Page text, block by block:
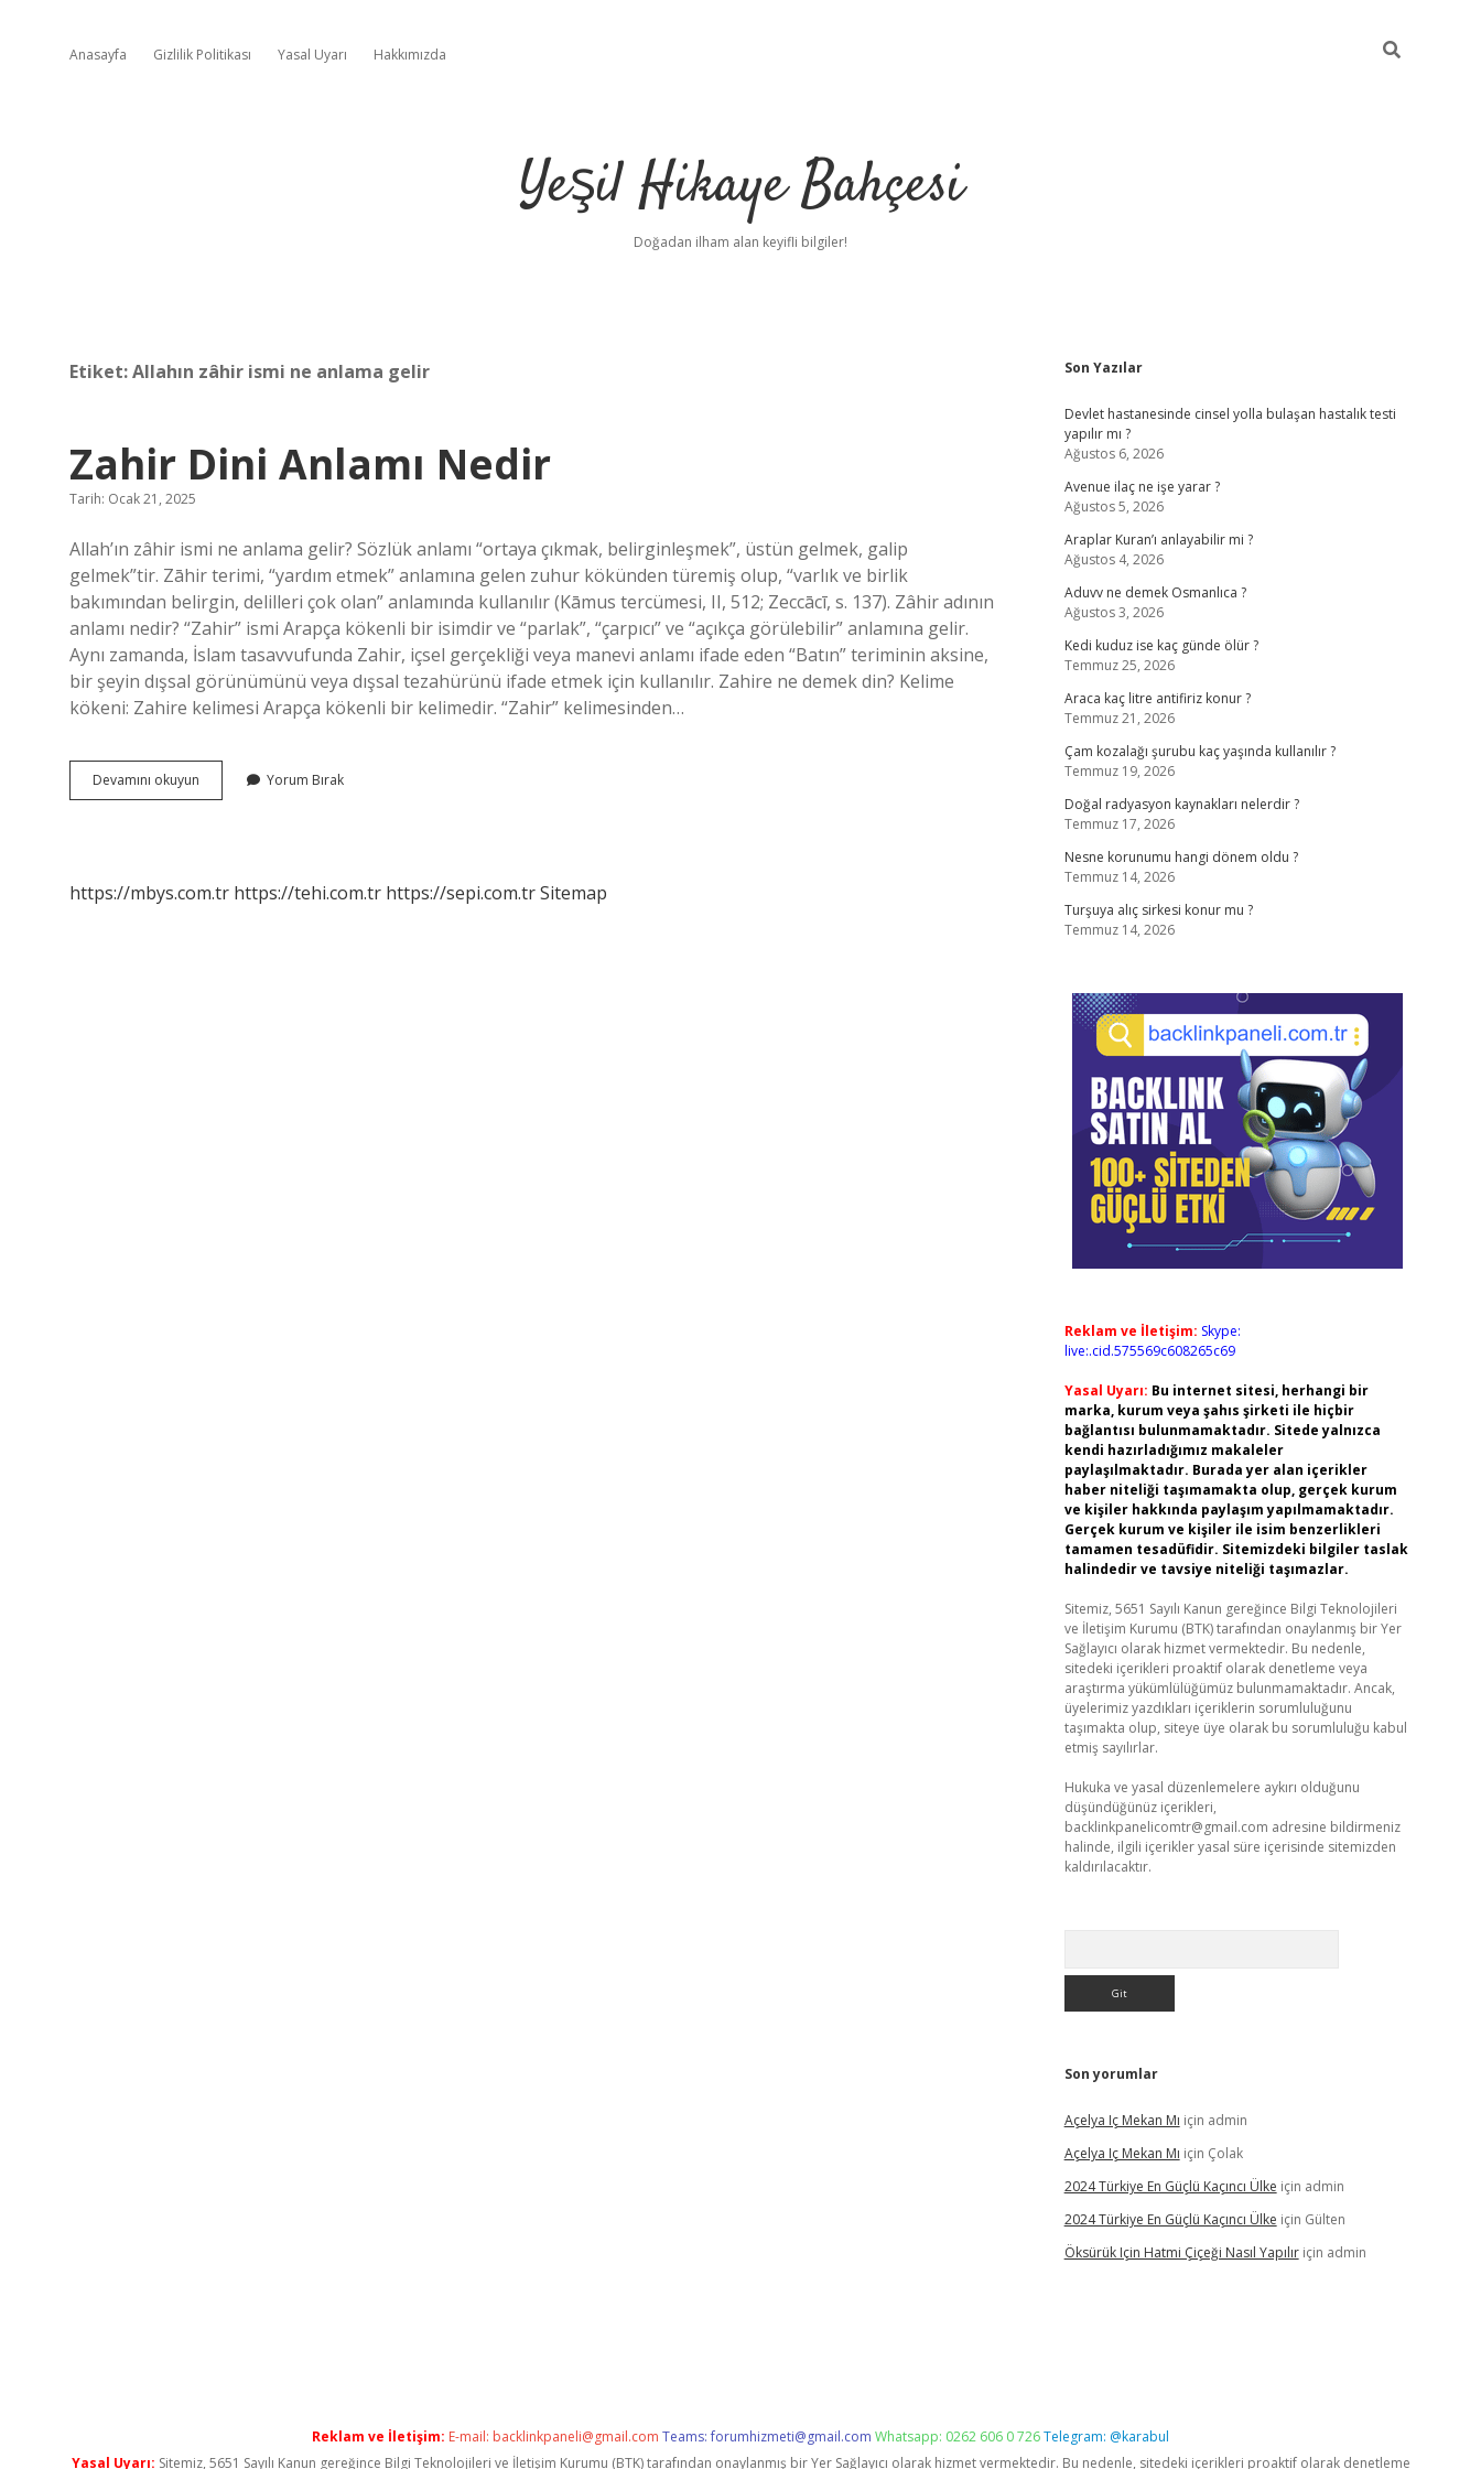
Anasayfa Gizlilik Politikası Yasal Uyarı Hakkımızda
Yeşil Hikaye Bahçesi
Doğadan ilham alan keyifli bilgiler!
Etiket:Allahın zâhir ismi ne anlama gelir
Zahir Dini Anlamı Nedir
Tarih: Ocak 21, 2025
Allah’ın zâhir ismi ne anlama gelir? Sözlük anlamı “ortaya çıkmak, belirginleşmek”, üstün gelmek, galip
gelmek”tir. Zāhir terimi, “yardım etmek” anlamına gelen zuhur kökünden türemiş olup, “varlık ve birlik
bakımından belirgin, delilleri çok olan” anlamında kullanılır (Kāmus tercümesi, II, 512; Zeccācī, s. 137). Zâhir adının
anlamı nedir? “Zahir” ismi Arapça kökenli bir isimdir ve “parlak”, “çarpıcı” ve “açıkça görülebilir” anlamına gelir.
Aynı zamanda, İslam tasavvufunda Zahir, içsel gerçekliği veya manevi anlamı ifade eden “Batın” teriminin aksine,
bir şeyin dışsal görünümünü veya dışsal tezahürünü ifade etmek için kullanılır. Zahire ne demek din? Kelime
kökeni: Zahire kelimesi Arapça kökenli bir kelimedir. “Zahir” kelimesinden…
Devamını okuyun
Dini
Yorum Bırak
https://mbys.com.tr https://tehi.com.tr https://sepi.com.trSitemap
Sidebar
Son Yazılar
Devlet hastanesinde cinsel yolla bulaşan hastalık testi
yapılır mı ?
Ağustos 6, 2026
Avenue ilaç ne işe yarar ?
Ağustos 5, 2026
Araplar Kuran’ı anlayabilir mi ?
Ağustos 4, 2026
Aduvv ne demek Osmanlıca ?
Ağustos 3, 2026
Kedi kuduz ise kaç günde ölür ?
Temmuz 25, 2026
Araca kaç litre antifiriz konur ?
Temmuz 21, 2026
Çam kozalağı şurubu kaç yaşında kullanılır ?
Temmuz 19, 2026
Doğal radyasyon kaynakları nelerdir ?
Temmuz 17, 2026
Nesne korunumu hangi dönem oldu ?
Temmuz 14, 2026
Turşuya alıç sirkesi konur mu ?
Temmuz 14, 2026
Reklam ve İletişim: Skype:
live:.cid.575569c608265c69
Yasal Uyarı: Bu internet sitesi, herhangi bir
marka, kurum veya şahıs şirketi ile hiçbir
bağlantısı bulunmamaktadır. Sitede yalnızca
kendi hazırladığımız makaleler
paylaşılmaktadır. Burada yer alan içerikler
haber niteliği taşımamakta olup, gerçek kurum
ve kişiler hakkında paylaşım yapılmamaktadır.
Gerçek kurum ve kişiler ile isim benzerlikleri
tamamen tesadüfidir. Sitemizdeki bilgiler taslak
halindedir ve tavsiye niteliği taşımazlar.
Sitemiz, 5651 Sayılı Kanun gereğince Bilgi Teknolojileri
ve İletişim Kurumu (BTK) tarafından onaylanmış bir Yer
Sağlayıcı olarak hizmet vermektedir. Bu nedenle,
sitedeki içerikleri proaktif olarak denetleme veya
araştırma yükümlülüğümüz bulunmamaktadır. Ancak,
üyelerimiz yazdıkları içeriklerin sorumluluğunu
taşımakta olup, siteye üye olarak bu sorumluluğu kabul
etmiş sayılırlar.
Hukuka ve yasal düzenlemelere aykırı olduğunu
düşündüğünüz içerikleri,
backlinkpanelicomtr@gmail.com adresine bildirmeniz
halinde, ilgili içerikler yasal süre içerisinde sitemizden
kaldırılacaktır.
Son yorumlar
Açelya Iç Mekan Mı için admin
Açelya Iç Mekan Mı için Çolak
2024 Türkiye En Güçlü Kaçıncı Ülke için admin
2024 Türkiye En Güçlü Kaçıncı Ülke için Gülten
Öksürük Için Hatmi Çiçeği Nasıl Yapılıriçin admin
Reklam ve İletişim: E-mail: backlinkpaneli@gmail.com Teams:forumhizmeti@gmail.com Whatsapp: 0262 606 0 726Telegram: @karabul
Yasal Uyarı: Sitemiz, 5651 Sayılı Kanun gereğince Bilgi Teknolojileri ve İletişim Kurumu (BTK) tarafından onaylanmış bir Yer Sağlayıcı olarak hizmet vermektedir. Bu nedenle, sitedeki içerikleri proaktif olarak denetleme